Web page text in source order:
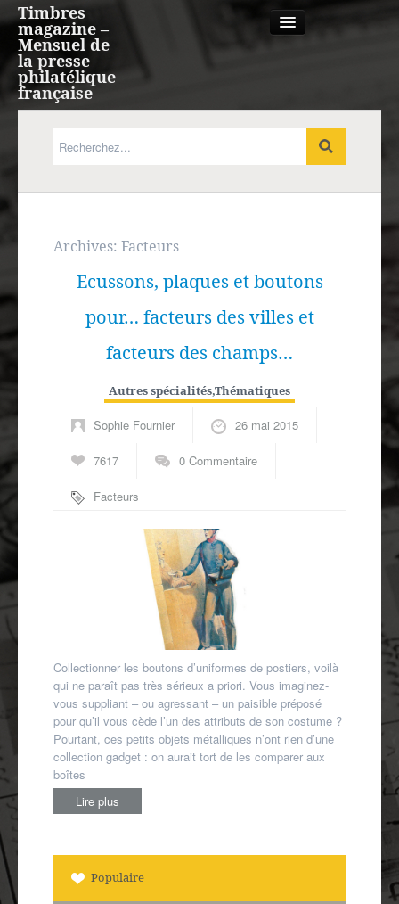
Timbres
magazine –
Mensuel de
la presse
philatélique
française
Expression française
Outre-mer
Autres spécialités
Archives: Facteurs
Ecussons, plaques et boutons
pour… facteurs des villes et
facteurs des champs…
Autres spécialités,Thématiques
Sophie Fournier 26 mai 2015
7617 0 Commentaire
Facteurs
Collectionner les boutons d’uniformes de postiers, voilà
qui ne paraît pas très sérieux a priori. Vous imaginez-
vous suppliant – ou agressant – un paisible préposé
pour qu’il vous cède l’un des attributs de son costume ?
Pourtant, ces petits objets métalliques n’ont rien d’une
collection gadget : on aurait tort de les comparer aux
boîtes
Lire plus
Populaire